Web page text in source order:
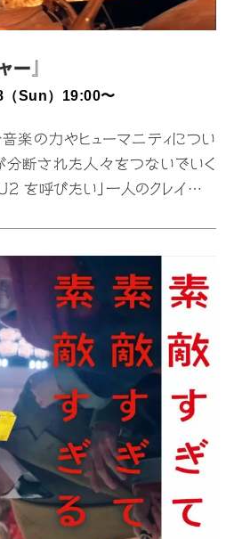
ー』
Sun）19:00〜
楽の⼒やヒューマニティについ
断された⼈々をつないでいく
を呼びたい」⼀⼈のクレイジー
で⾏ったライブは、今も語り継
エボの⼈々は⺠族・宗教に関係な
は⼈々を引き裂いていた。このラ
楽の⼒で再び⼀つにするものだ
ニア紛争終結後にサラエボでラ
でを追ったベン・アフレックと